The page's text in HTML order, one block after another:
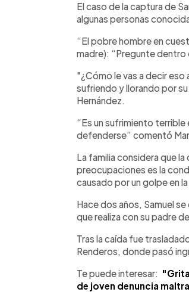
El caso de la captura de
algunas personas
“El pobre hombre en
madre): “Pregunte dentro
"¿Cómo le vas a decir eso
sufriendo y llorando por
Hernández.
“Es un sufrimiento
defenderse” comentó
La familia considera que
preocupaciones es la
causado por un golpe en
Hace dos años, Samuel
que realiza con su padre
Tras la caída fue
Renderos, donde pasó
Te puede interesar:
de joven denuncia